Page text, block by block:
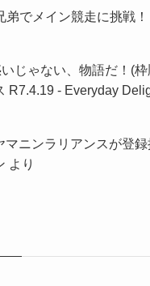
でメイン競走に挑戦！
いじゃない、物語だ！(
R7.4.19 - Everyday
マニンラリアンスが登録
より